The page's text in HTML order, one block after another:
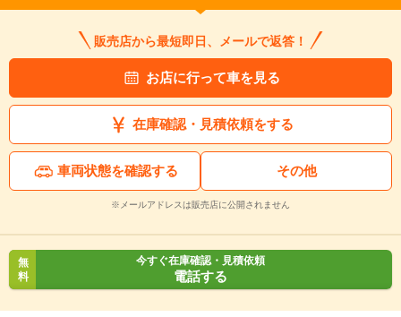
販売店から最短即日、メールで返答！
お店に行って車を見る
在庫確認・見積依頼をする
車両状態を確認する その他
※メールアドレスは販売店に公開されません
無
料
今すぐ在庫確認・見積依頼
電話する